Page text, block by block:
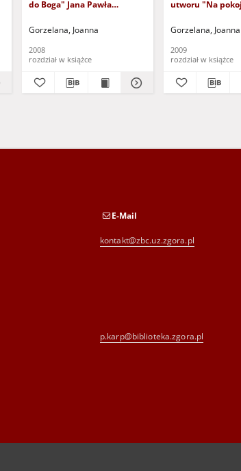
do Boga" Jana Pawła
Gorzelana, Joanna
2008
rozdział w książce
utworu "Na
Gorzelana, Joanna
2009
rozdział w książce
E-Mail
kontakt@zbc.uz.zgora.pl
p.karp@biblioteka.zgora.pl